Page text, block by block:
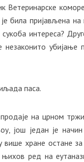
била пријављена
интереса?
убијање
паса.
на црном
још један је
више хране остане
ред на